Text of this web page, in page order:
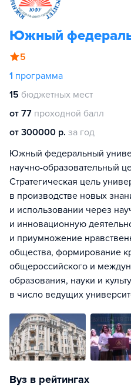
Южный
5
1 программа
15 бюджетных мест
от 77 проходной балл
от 300000 р. за год
Южный федеральный
научно-образовательный
Стратегическая цель
в производстве новых
и использовании через
и инновационную
и приумножение
общества, формирование
общероссийского и
образования, науки и
в число ведущих
Вуз в рейтингах